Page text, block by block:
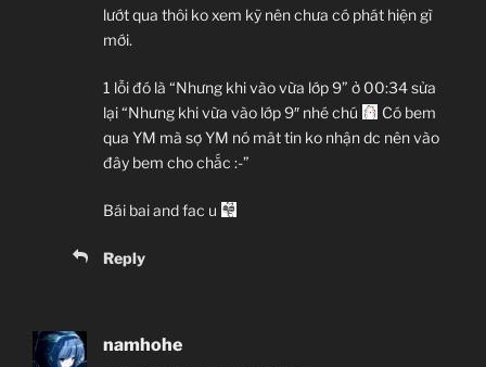
lướt qua thôi ko xem kỹ nên chưa có phát hiện gì
mới.
1 lỗi đó là “Nhưng khi vào vừa lớp 9” ở 00:34 sửa
lại “Nhưng khi vừa vào lớp 9″ nhé chú
Có bem
qua YM mà sợ YM nó mât tin ko nhận dc nên vào
đây bem cho chắc :-”
Bái bai and fac u
Reply
namhohe